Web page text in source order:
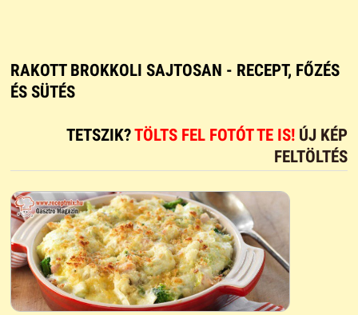
RAKOTT BROKKOLI SAJTOSAN - RECEPT, FŐZÉS
ÉS SÜTÉS
TETSZIK?TÖLTS FEL FOTÓT TE IS! ÚJ KÉP
FELTÖLTÉS